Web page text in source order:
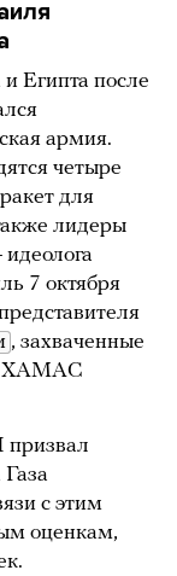
и Египта после
армия.
четыре
для
лидеры
7 октября
, захваченные
ХАМАС
с этим
оценкам,